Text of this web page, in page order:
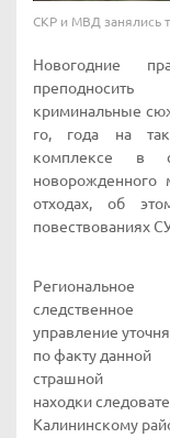
СКР и МВД занялись
Новогодние
преподносить
криминальные
го, года на так
комплексе в
новорожденного
отходах, об
повествованиях
Региональное
следственное
управление
по факту данной
страшной
находки
Калининскому